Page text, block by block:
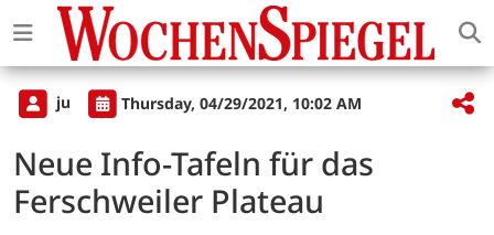
ju Thursday, 04/29/2021, 10:02 AM
Neue Info-Tafeln für das
Ferschweiler Plateau